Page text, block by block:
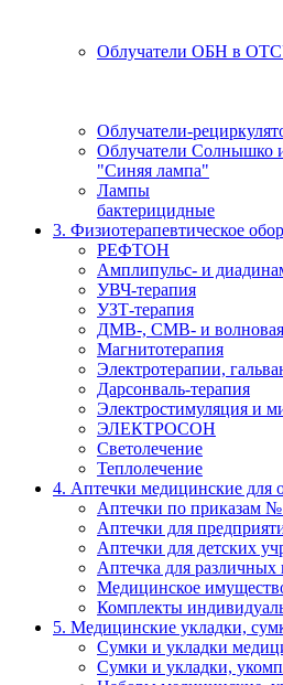
Облучатели ОБН в
Облучатели-
Облучатели Солнышко
"Синяя лампа"
Лампы
бактерицидные
3. Физиотерапевтическое
РЕФТОН
Амплипульс- и
УВЧ-терапия
УЗТ-терапия
ДМВ-, СМВ- и волновая
Магнитотерапия
Электротерапии,
Дарсонваль-терапия
Электростимуляция и
ЭЛЕКТРОСОН
Светолечение
Теплолечение
4. Аптечки медицинские для
Аптечки по
Аптечки для
Аптечки для детских
Аптечка для
Медицинское
Комплекты
5. Медицинские укладки,
Сумки и укладки
Сумки и укладки,